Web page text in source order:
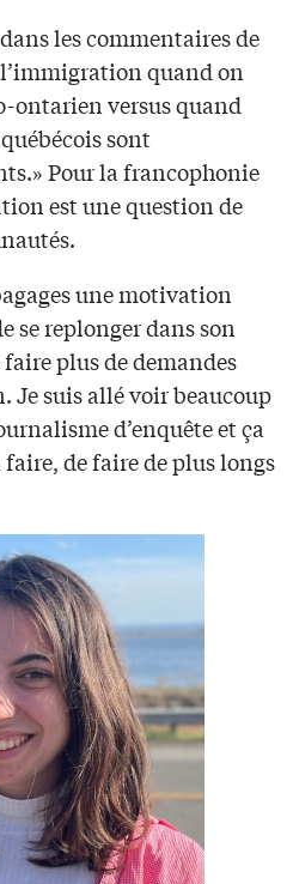
les commentaires de
quand on
ontarien versus quand
sont
Pour la francophonie
est une question de
une motivation
se replonger dans son
plus de demandes
Je suis allé voir beaucoup
d’enquête et ça
faire, de faire de plus longs